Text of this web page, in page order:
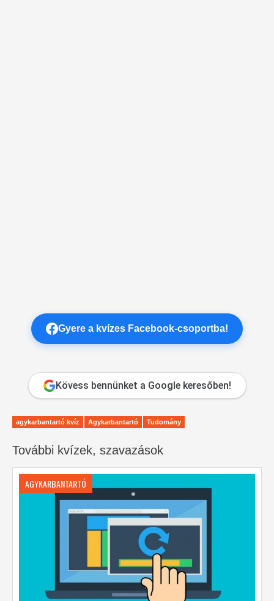
Gyere a kvízes Facebook-csoportba!
Kövess bennünket a Google keresőben!
agykarbantartó kvíz Agykarbantartó Tudomány
További kvízek, szavazások
AGYKARBANTARTÓ